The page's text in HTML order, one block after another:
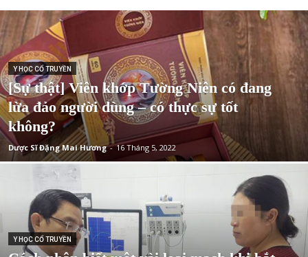
Y HỌC CỔ TRUYỀN
[Sự thật] Viên khớp Tường Niên có đang
lừa đảo người dùng – có thực sự tốt
không?
Dược Sĩ Đặng Mai Hương - 16 Tháng 5, 2022
Y HỌC CỔ TRUYỀN